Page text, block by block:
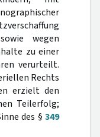
wegen
zu einer
verurteilt.
Rechts
erzielt den
Teilerfolg;
des § 349